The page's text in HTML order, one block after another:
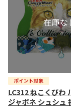
LC312 ねこくびわ
ジャポネ シュシュ